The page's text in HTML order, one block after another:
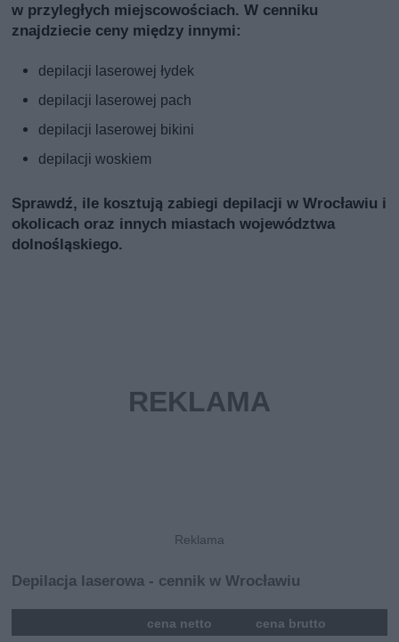
w przyległych miejscowościach. W cenniku
znajdziecie ceny między innymi:
depilacji laserowej łydek
depilacji laserowej pach
depilacji laserowej bikini
depilacji woskiem
Sprawdź, ile kosztują zabiegi depilacji w Wrocławiu i
okolicach oraz innych miastach województwa
dolnośląskiego.
Depilacja laserowa - cennik w Wrocławiu
cena netto cena brutto